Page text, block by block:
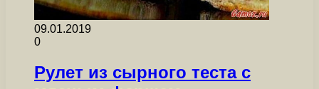
09.01.2019
0
Рулет из сырного теста с